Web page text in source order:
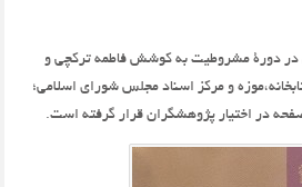
در دورة مشروطيت به كوشش فاطمه تركچي و
و مركز اسناد مجلس شوراي اسلامي؛